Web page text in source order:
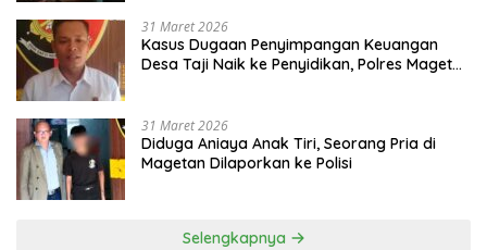
31 Maret 2026
Kasus Dugaan Penyimpangan Keuangan
Desa Taji Naik ke Penyidikan, Polres Magetan
31 Maret 2026
Diduga Aniaya Anak Tiri, Seorang Pria di
Magetan Dilaporkan ke Polisi
Selengkapnya